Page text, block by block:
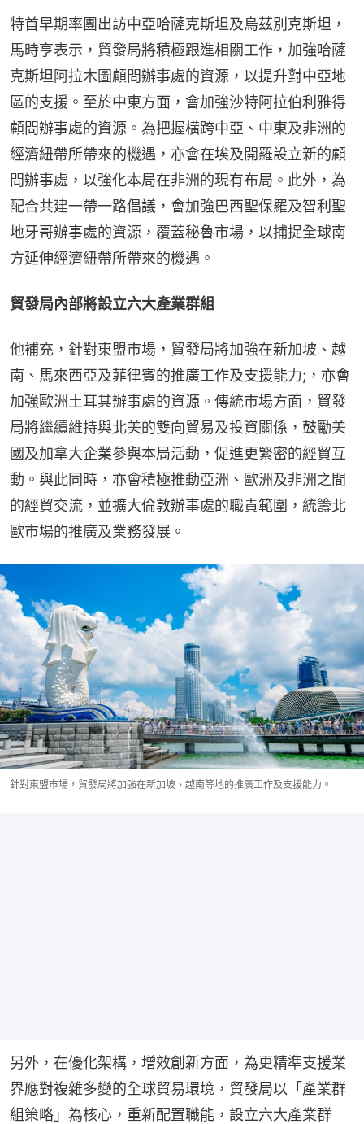
特首早期率團出訪中亞哈薩克斯坦及烏茲別克斯坦，
馬時亨表示，貿發局將積極跟進相關工作，加強哈薩
克斯坦阿拉木圖顧問辦事處的資源，以提升對中亞地
區的支援。至於中東方面，會加強沙特阿拉伯利雅得
顧問辦事處的資源。為把握橫跨中亞、中東及非洲的
經濟紐帶所帶來的機遇，亦會在埃及開羅設立新的顧
問辦事處，以強化本局在非洲的現有布局。此外，為
配合共建一帶一路倡議，會加強巴西聖保羅及智利聖
地牙哥辦事處的資源，覆蓋秘魯市場，以捕捉全球南
方延伸經濟紐帶所帶來的機遇。
貿發局內部將設立六大產業群組
他補充，針對東盟市場，貿發局將加強在新加坡、越
南、馬來西亞及菲律賓的推廣工作及支援能力;，亦會
加強歐洲土耳其辦事處的資源。傳統市場方面，貿發
局將繼續維持與北美的雙向貿易及投資關係，鼓勵美
國及加拿大企業參與本局活動，促進更緊密的經貿互
動。與此同時，亦會積極推動亞洲、歐洲及非洲之間
的經貿交流，並擴大倫敦辦事處的職責範圍，統籌北
歐市場的推廣及業務發展。
針對東盟市場，貿發局將加強在新加坡、越南等地的推廣工作及支援能力。
另外，在優化架構，增效創新方面，為更精準支援業
界應對複雜多變的全球貿易環境，貿發局以「產業群
組策略」為核心，重新配置職能，設立六大產業群